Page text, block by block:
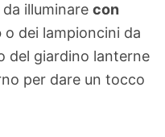
illuminare con
o dei lampioncini da
del giardino lanterne
per dare un tocco